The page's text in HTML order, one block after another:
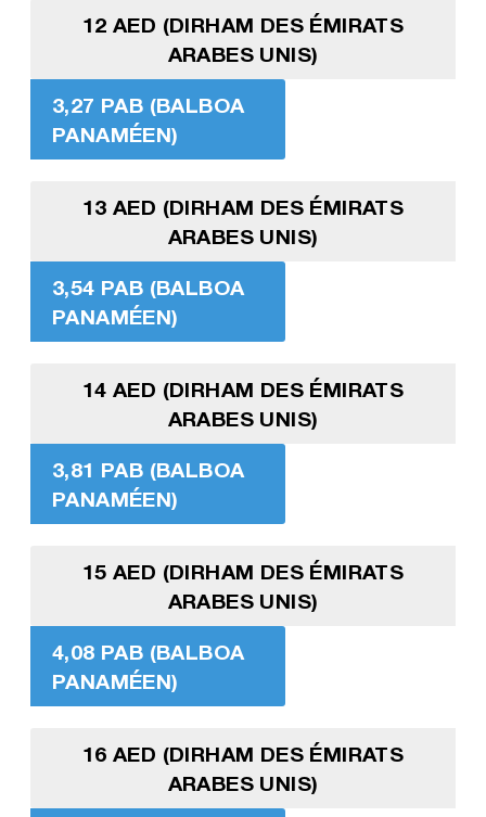
12 AED (DIRHAM DES ÉMIRATS
ARABES UNIS)
3,27 PAB (BALBOA
PANAMÉEN)
13 AED (DIRHAM DES ÉMIRATS
ARABES UNIS)
3,54 PAB (BALBOA
PANAMÉEN)
14 AED (DIRHAM DES ÉMIRATS
ARABES UNIS)
3,81 PAB (BALBOA
PANAMÉEN)
15 AED (DIRHAM DES ÉMIRATS
ARABES UNIS)
4,08 PAB (BALBOA
PANAMÉEN)
16 AED (DIRHAM DES ÉMIRATS
ARABES UNIS)